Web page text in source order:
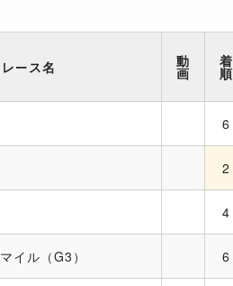
レース名 動
画
着
順
6
2
4
イル（G3） 6